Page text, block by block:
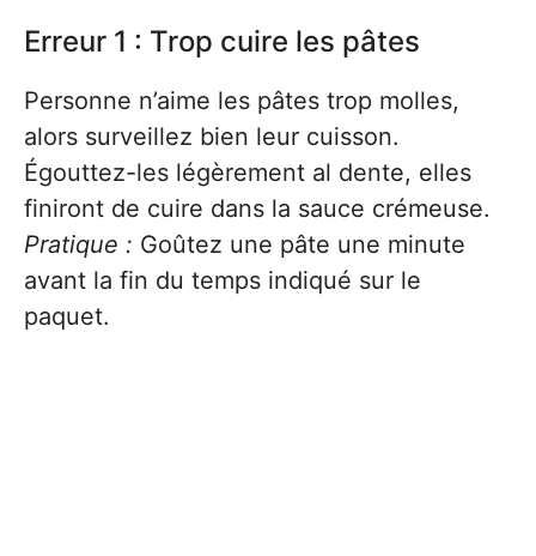
Erreur 1 : Trop cuire les pâtes
Personne n’aime les pâtes trop molles,
alors surveillez bien leur cuisson.
Égouttez-les légèrement al dente, elles
finiront de cuire dans la sauce crémeuse.
Pratique : Goûtez une pâte une minute
avant la fin du temps indiqué sur le
paquet.